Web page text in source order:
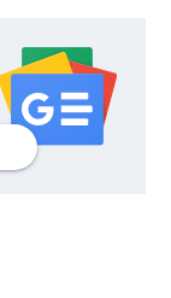
profilgoogle news